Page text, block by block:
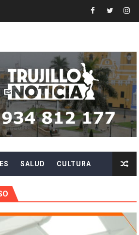
CON ENERGÍA” DE HIDRANDINA
DE FLORENCIA DE MORA
DE SEGURIDAD
con Checa tu señal
DEUDAS ELÉCTRICAS
naturales durante contratación
SALUD CULTURA